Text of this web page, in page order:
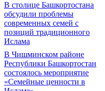
В столице Башкортостана
обсудили проблемы
современных семей с
позиций традиционного
Ислама
В Чишминском районе
Республики Башкортостан
состоялось мероприятие
«Семейные ценности в